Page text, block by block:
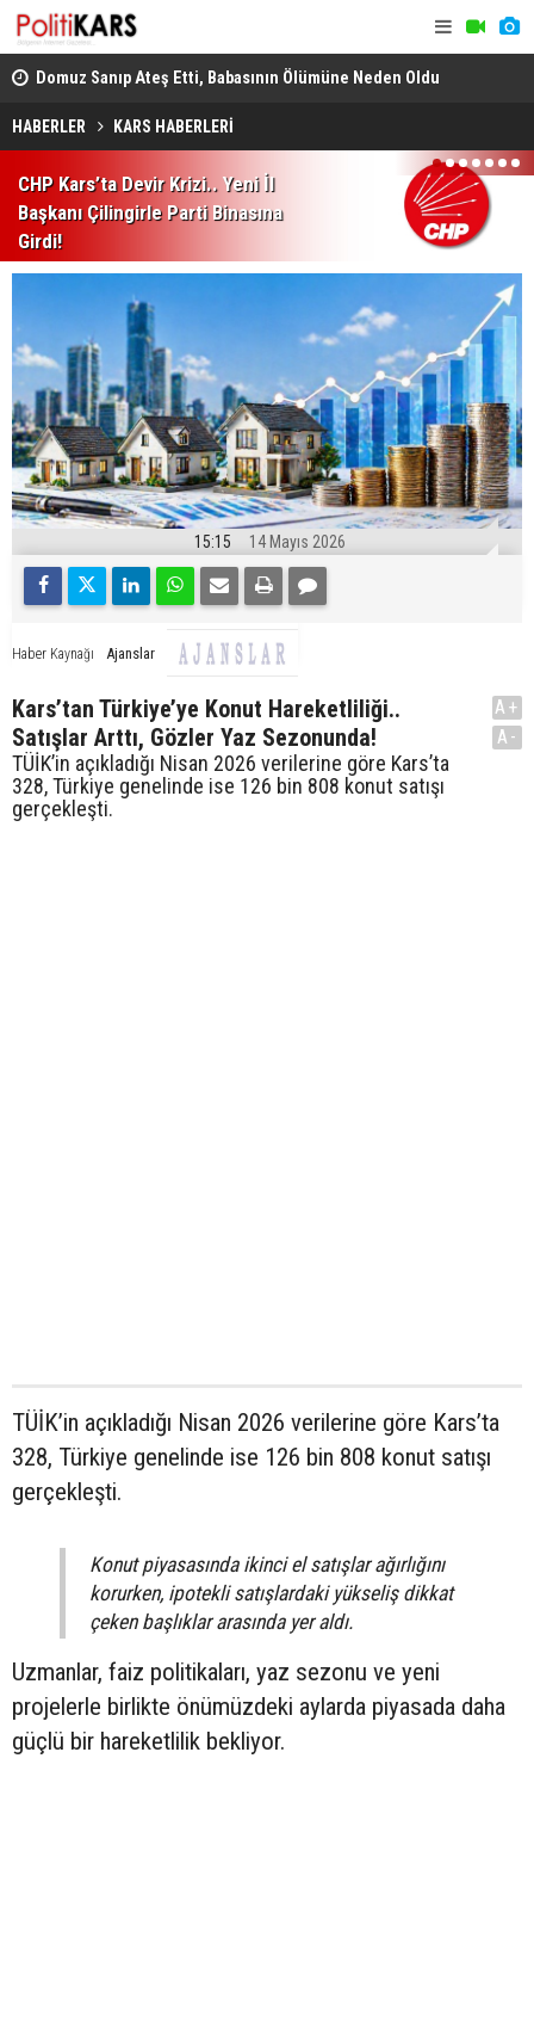
Domuz Sanıp Ateş Etti, Babasının Ölümüne Neden Oldu
HABERLER KARS HABERLERİ
CHP Kars’ta Devir Krizi.. Yeni İl
Başkanı Çilingirle Parti Binasına
Girdi!
1 2 3 4 5 6 7
15:15 14 Mayıs 2026
Haber Kaynağı Ajanslar
Kars’tan Türkiye’ye Konut Hareketliliği..
Satışlar Arttı, Gözler Yaz Sezonunda!
TÜİK’in açıkladığı Nisan 2026 verilerine göre Kars’ta
328, Türkiye genelinde ise 126 bin 808 konut satışı
gerçekleşti.
A+
A-
TÜİK’in açıkladığı Nisan 2026 verilerine göre Kars’ta
328, Türkiye genelinde ise 126 bin 808 konut satışı
gerçekleşti.
Konut piyasasında ikinci el satışlar ağırlığını
korurken, ipotekli satışlardaki yükseliş dikkat
çeken başlıklar arasında yer aldı.
Uzmanlar, faiz politikaları, yaz sezonu ve yeni
projelerle birlikte önümüzdeki aylarda piyasada daha
güçlü bir hareketlilik bekliyor.